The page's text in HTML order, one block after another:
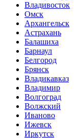
Владивосток
Омск
Архангельск
Астрахань
Балашиха
Барнаул
Белгород
Брянск
Владикавказ
Владимир
Волгоград
Волжский
Иваново
Ижевск
Иркутск